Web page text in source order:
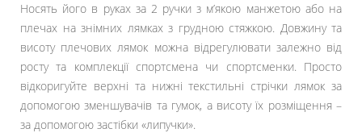
Носять його в руках за 2 ручки з м’якою манжетою або на
плечах на знімних лямках з грудною стяжкою. Довжину та
висоту плечових лямок можна відрегулювати залежно від
росту та комплекції спортсмена чи спортсменки. Просто
відкоригуйте верхні та нижні текстильні стрічки лямок за
допомогою зменшувачів та гумок, а висоту їх розміщення –
за допомогою застібки «липучки».